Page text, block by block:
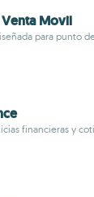
Movil
para punto
financieras y